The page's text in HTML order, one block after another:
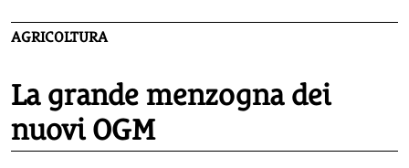
AGRICOLTURA
La grande menzogna dei
nuovi OGM